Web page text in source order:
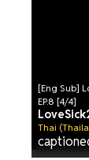
[Eng Sub]
EP.8 [4/4]
Thai